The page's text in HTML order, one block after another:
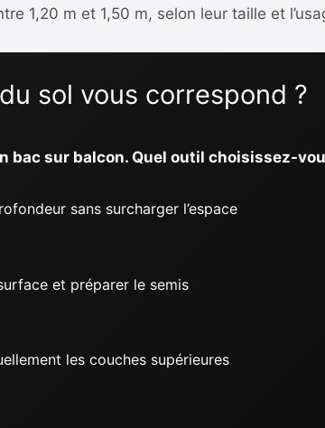
1,20 m et 1,50 m, selon leur taille et
sol vous correspond ?
bac sur balcon. Quel outil choisissez-
sans surcharger l’espace
et préparer le semis
les couches supérieures